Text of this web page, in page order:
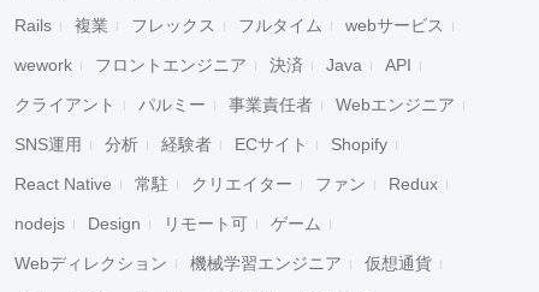
Rails 複業 フレックス フルタイム webサービス
wework フロントエンジニア 決済 Java API
クライアント パルミー 事業責任者 Webエンジニア
SNS運用 分析 経験者 ECサイト Shopify
React Native 常駐 クリエイター ファン Redux
nodejs Design リモート可 ゲーム
Webディレクション 機械学習エンジニア 仮想通貨